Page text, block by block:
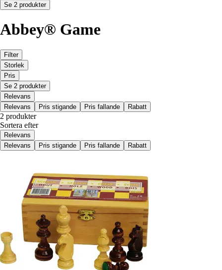
Se 2 produkter
Abbey® Game
Filter
Storlek
Pris
Se 2 produkter
Relevans
Relevans
Pris stigande Pris fallande Rabatt
2 produkter
Sortera efter
Relevans
Relevans
Pris stigande Pris fallande Rabatt